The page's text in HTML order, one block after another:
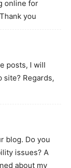
online for
you
posts, I will
site? Regards,
blog. Do you
issues? A
about my